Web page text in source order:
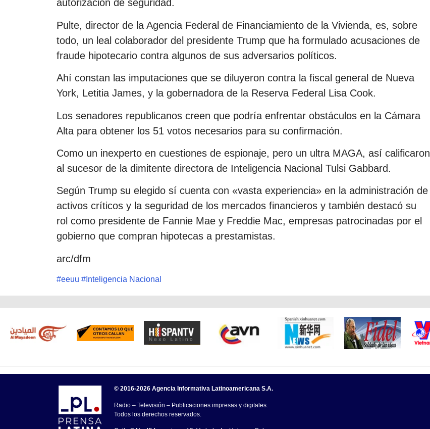
autorización de seguridad.
Pulte, director de la Agencia Federal de Financiamiento de la Vivienda, es, sobre
todo, un leal colaborador del presidente Trump que ha formulado acusaciones de
fraude hipotecario contra algunos de sus adversarios políticos.
Ahí constan las imputaciones que se diluyeron contra la fiscal general de Nueva
York, Letitia James, y la gobernadora de la Reserva Federal Lisa Cook.
Los senadores republicanos creen que podría enfrentar obstáculos en la Cámara
Alta para obtener los 51 votos necesarios para su confirmación.
Como un inexperto en cuestiones de espionaje, pero un ultra MAGA, así calificaron
al sucesor de la dimitente directora de Inteligencia Nacional Tulsi Gabbard.
Según Trump su elegido sí cuenta con «vasta experiencia» en la administración de
activos críticos y la seguridad de los mercados financieros y también destacó su
rol como presidente de Fannie Mae y Freddie Mac, empresas patrocinadas por el
gobierno que compran hipotecas a prestamistas.
arc/dfm
#eeuu # Inteligencia Nacional
© 2016-2026 Agencia Informativa Latinoamericana S.A.
Radio – Televisión – Publicaciones impresas y digitales.
Todos los derechos reservados.